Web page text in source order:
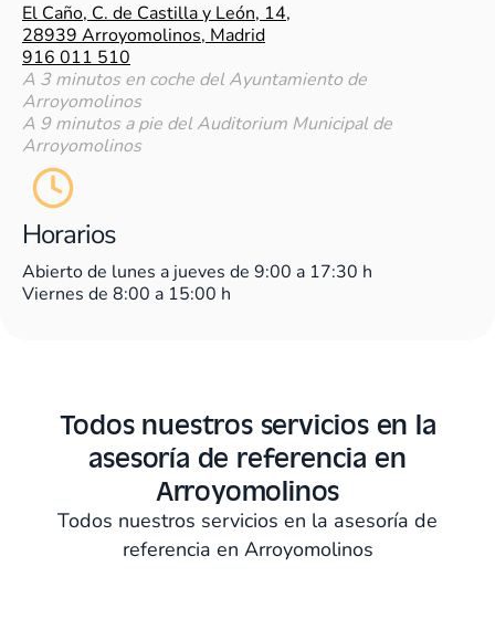
El Caño, C. de Castilla y León, 14,
28939 Arroyomolinos, Madrid
916 011 510
A 3 minutos en coche del Ayuntamiento de
Arroyomolinos
A 9 minutos a pie del Auditorium Municipal de
Arroyomolinos
Horarios
Abierto de lunes a jueves de 9:00 a 17:30 h
Viernes de 8:00 a 15:00 h
Todos nuestros servicios en la
asesoría de referencia en
Arroyomolinos
Todos nuestros servicios en la asesoría de
referencia en Arroyomolinos